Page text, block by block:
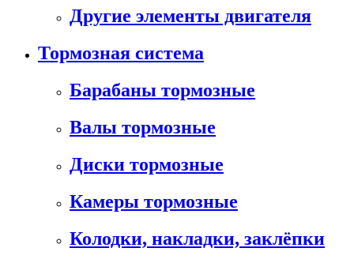
Другие элементы двигателя
Тормозная система
Барабаны тормозные
Валы тормозные
Диски тормозные
Камеры тормозные
Колодки, накладки, заклёпки